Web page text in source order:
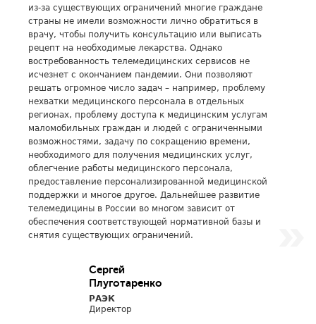
из-за существующих ограничений многие граждане
страны не имели возможности лично обратиться в
врачу, чтобы получить консультацию или выписать
рецепт на необходимые лекарства. Однако
востребованность телемедицинских сервисов не
исчезнет с окончанием пандемии. Они позволяют
решать огромное число задач – например, проблему
нехватки медицинского персонала в отдельных
регионах, проблему доступа к медицинским услугам
маломобильных граждан и людей с ограниченными
возможностями, задачу по сокращению времени,
необходимого для получения медицинских услуг,
облегчение работы медицинского персонала,
предоставление персонализированной медицинской
поддержки и многое другое. Дальнейшее развитие
телемедицины в России во многом зависит от
обеспечения соответствующей нормативной базы и
снятия существующих ограничений.
Сергей
Плуготаренко
РАЭК
Директор